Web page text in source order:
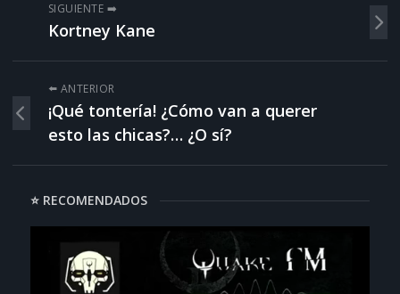
SIGUIENTE ➡️
Kortney Kane
⬅️ ANTERIOR
¡Qué tontería! ¿Cómo van a querer
esto las chicas?… ¿O sí?
⭐ RECOMENDADOS